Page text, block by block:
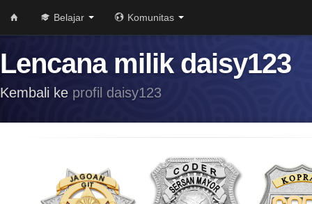
Belajar Komunitas
Lencana milik daisy123
Kembali ke profil daisy123